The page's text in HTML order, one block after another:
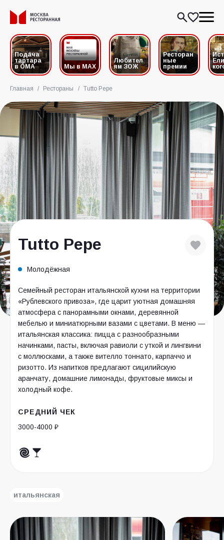
Подача
тартара
в ОМА
Мы в MAX
Любител
ям ЗОЖ
Ресторан
ные
премии
Главная / Рестораны / Tutto Pepe
Tutto Pepe
Молодёжная
Семейный ресторан итальянской кухни на территории
«Рублевского привоза», где царит уютная домашняя
атмосфера с панорамными окнами, деревянной
мебелью и миниатюрными вазами с цветами. В меню —
итальянская классика: пицца с разнообразными
начинками, пасты, включая равиоли с уткой и лингвини
с моллюсками, а также вителло тоннато, карпаччо и
ризотто. Из напитков предлагают сицилийскую
аранчату, домашние лимонады, фруктовые миксы и
холодный кофе.
СРЕДНИЙ ЧЕК
3000-4000 ₽
итальянская